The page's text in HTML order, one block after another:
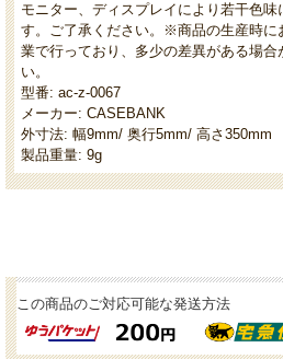
モニター、ディスプレイにより若干色味
す。ご了承ください。※商品の生産時に
業で行っており、多少の差異がある場
い。
型番: ac-z-0067
メーカー: CASEBANK
外寸法: 幅9mm/ 奥行5mm/ 高さ350mm
製品重量: 9g
この商品のご対応可能な発送方法